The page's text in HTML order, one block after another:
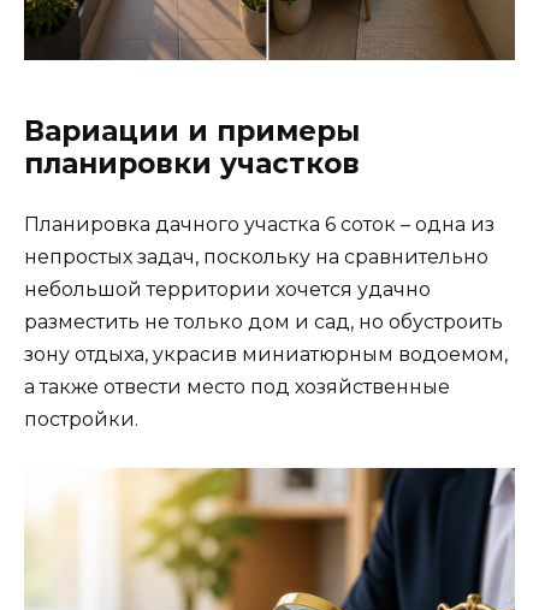
Вариации и примеры
планировки участков
Планировка дачного участка 6 соток – одна из
непростых задач, поскольку на сравнительно
небольшой территории хочется удачно
разместить не только дом и сад, но обустроить
зону отдыха, украсив миниатюрным водоемом,
а также отвести место под хозяйственные
постройки.